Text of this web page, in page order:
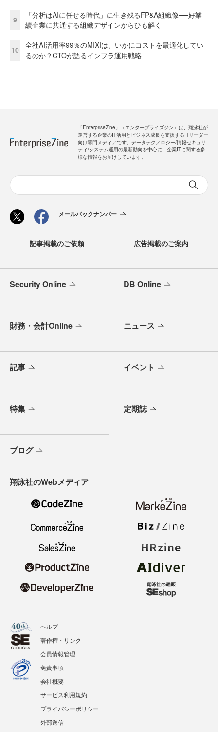
9
「分析はAIに任せる時代」に生き残るFP&A組織像──好業
績企業に共通する組織デザインからひも解く
10
全社AI活用率99％のMIXIは、いかにコストを最適化してい
るのか？CTOが語るインフラ運用戦略
「EnterpriseZine」（エンタープライズジン）は、翔泳社が
運営する企業のIT活用とビジネス成長を支援するITリーダー
向け専門メディアです。データテクノロジー/情報セキュリ
ティ/システム運用の最新動向を中心に、企業ITに関する多
様な情報をお届けしています。
メールバックナンバー
記事掲載のご依頼 広告掲載のご案内
Security Online DB Online
財務・会計Online ニュース
記事 イベント
特集 定期誌
ブログ
翔泳社のWebメディア
ヘルプ
著作権・リンク
会員情報管理
免責事項
会社概要
サービス利用規約
プライバシーポリシー
外部送信